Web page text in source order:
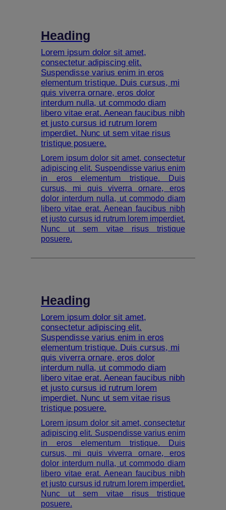
Heading
Lorem ipsum dolor sit amet,
consectetur adipiscing elit.
Suspendisse varius enim in eros
elementum tristique. Duis cursus, mi
quis viverra ornare, eros dolor
interdum nulla, ut commodo diam
libero vitae erat. Aenean faucibus nibh
et justo cursus id rutrum lorem
imperdiet. Nunc ut sem vitae risus
tristique posuere.
Lorem ipsum dolor sit amet, consectetur
adipiscing elit. Suspendisse varius enim
in eros elementum tristique. Duis
cursus, mi quis viverra ornare, eros
dolor interdum nulla, ut commodo diam
libero vitae erat. Aenean faucibus nibh
et justo cursus id rutrum lorem imperdiet.
Nunc ut sem vitae risus tristique
posuere.
Heading
Lorem ipsum dolor sit amet,
consectetur adipiscing elit.
Suspendisse varius enim in eros
elementum tristique. Duis cursus, mi
quis viverra ornare, eros dolor
interdum nulla, ut commodo diam
libero vitae erat. Aenean faucibus nibh
et justo cursus id rutrum lorem
imperdiet. Nunc ut sem vitae risus
tristique posuere.
Lorem ipsum dolor sit amet, consectetur
adipiscing elit. Suspendisse varius enim
in eros elementum tristique. Duis
cursus, mi quis viverra ornare, eros
dolor interdum nulla, ut commodo diam
libero vitae erat. Aenean faucibus nibh
et justo cursus id rutrum lorem imperdiet.
Nunc ut sem vitae risus tristique
posuere.